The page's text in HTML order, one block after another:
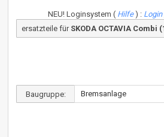
NEU! Loginsystem ( Hilfe) : Login
ersatzteile für SKODA OCTAVIA Combi
Baugruppe: